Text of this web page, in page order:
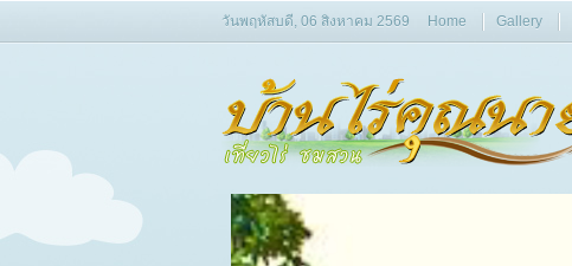
วันพฤหัสบดี, 06 สิงหาคม 2569 Home Gallery